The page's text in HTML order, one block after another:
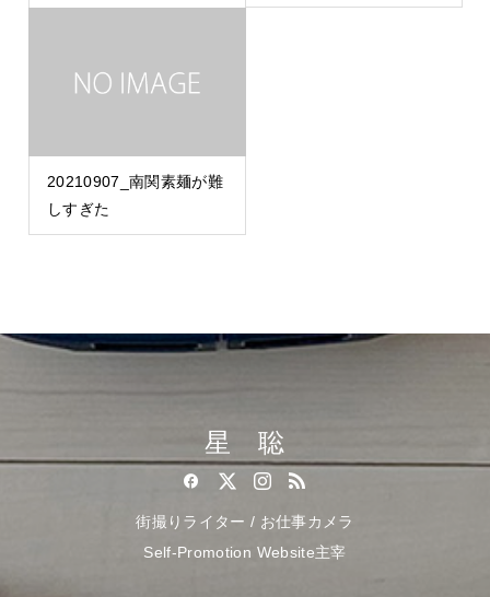
20210907_南関素麺が難
しすぎた
星 聡
街撮りライター / お仕事カメラ
Self-Promotion Website主宰